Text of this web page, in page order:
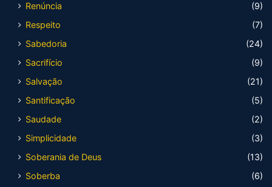
Renúncia
(9)
Respeito
(7)
Sabedoria
(24)
Sacrifício
(9)
Salvação
(21)
Santificação
(5)
Saudade
(2)
Simplicidade
(3)
Soberania de Deus
(13)
Soberba
(6)